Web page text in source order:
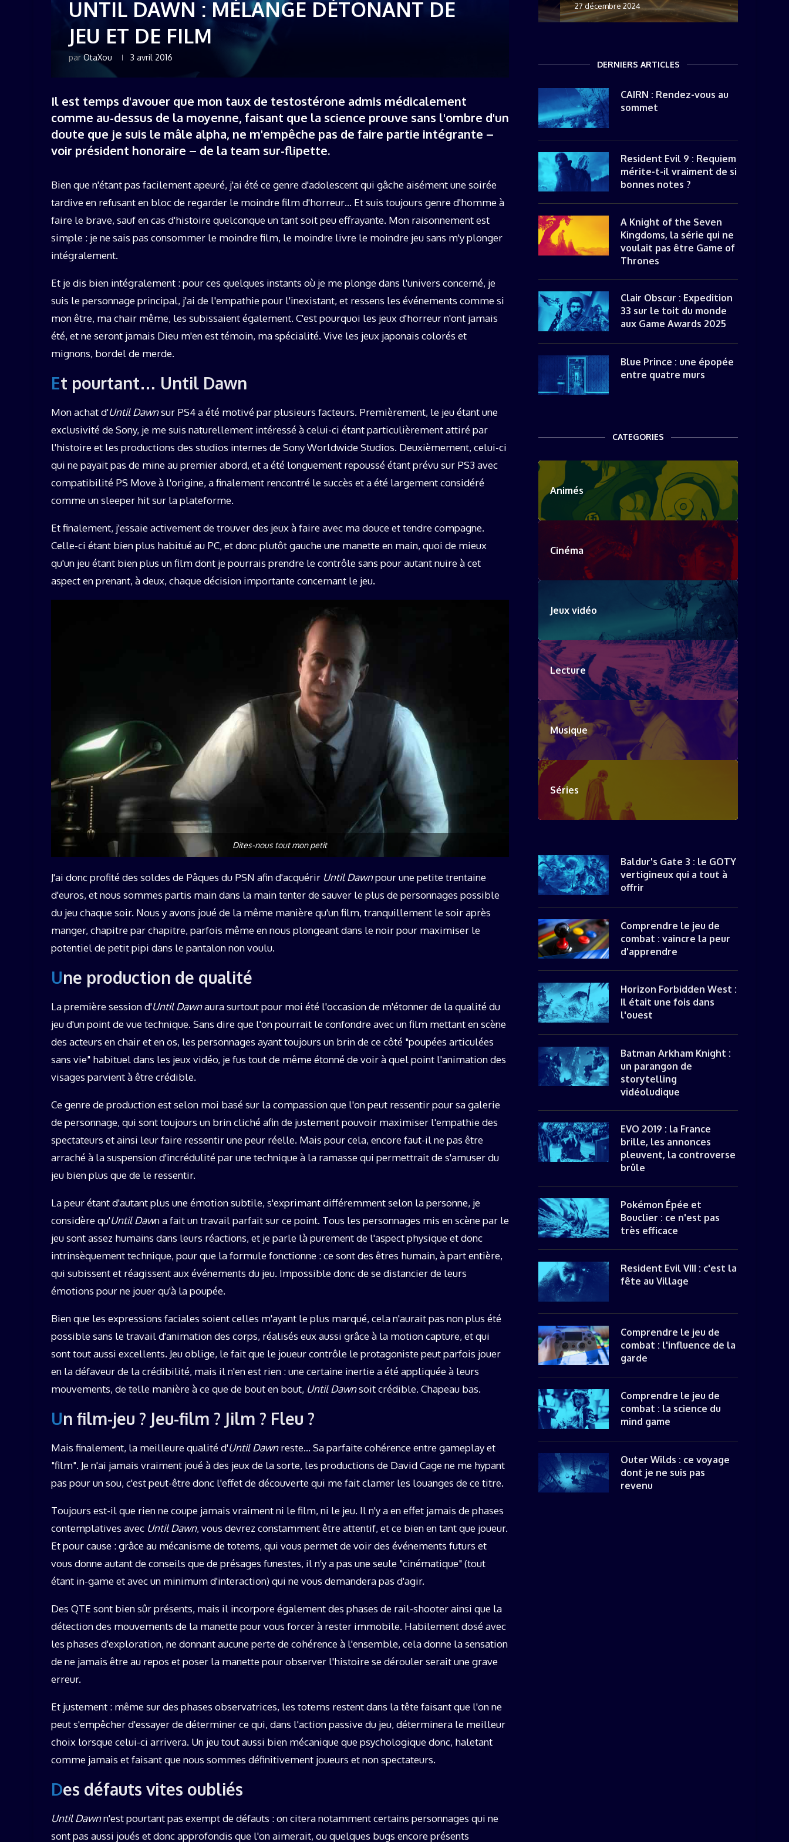
UNTIL DAWN : MÉLANGE DÉTONANT DE
JEU ET DE FILM
par OtaXou 3 avril 2016
Il est temps d'avouer que mon taux de testostérone admis médicalement
comme au-dessus de la moyenne, faisant que la science prouve sans l'ombre d'un
doute que je suis le mâle alpha, ne m'empêche pas de faire partie intégrante –
voir président honoraire – de la team sur-flipette.
Bien que n'étant pas facilement apeuré, j'ai été ce genre d'adolescent qui gâche aisément une soirée
tardive en refusant en bloc de regarder le moindre film d'horreur… Et suis toujours genre d'homme à
faire le brave, sauf en cas d'histoire quelconque un tant soit peu effrayante. Mon raisonnement est
simple : je ne sais pas consommer le moindre film, le moindre livre le moindre jeu sans m'y plonger
intégralement.
Et je dis bien intégralement : pour ces quelques instants où je me plonge dans l'univers concerné, je
suis le personnage principal, j'ai de l'empathie pour l'inexistant, et ressens les événements comme si
mon être, ma chair même, les subissaient également. C'est pourquoi les jeux d'horreur n'ont jamais
été, et ne seront jamais Dieu m'en est témoin, ma spécialité. Vive les jeux japonais colorés et
mignons, bordel de merde.
Et pourtant… Until Dawn
Mon achat d'Until Dawnsur PS4 a été motivé par plusieurs facteurs. Premièrement, le jeu étant une
exclusivité de Sony, je me suis naturellement intéressé à celui-ci étant particulièrement attiré par
l'histoire et les productions des studios internes de Sony Worldwide Studios. Deuxièmement, celui-ci
qui ne payait pas de mine au premier abord, et a été longuement repoussé étant prévu sur PS3 avec
compatibilité PS Move à l'origine, a finalement rencontré le succès et a été largement considéré
comme un sleeper hit sur la plateforme.
Et finalement, j'essaie activement de trouver des jeux à faire avec ma douce et tendre compagne.
Celle-ci étant bien plus habitué au PC, et donc plutôt gauche une manette en main, quoi de mieux
qu'un jeu étant bien plus un film dont je pourrais prendre le contrôle sans pour autant nuire à cet
aspect en prenant, à deux, chaque décision importante concernant le jeu.
Dites-nous tout mon petit
J'ai donc profité des soldes de Pâques du PSN afin d'acquérir Until Dawnpour une petite trentaine
d'euros, et nous sommes partis main dans la main tenter de sauver le plus de personnages possible
du jeu chaque soir. Nous y avons joué de la même manière qu'un film, tranquillement le soir après
manger, chapitre par chapitre, parfois même en nous plongeant dans le noir pour maximiser le
potentiel de petit pipi dans le pantalon non voulu.
Une production de qualité
La première session d'Until Dawnaura surtout pour moi été l'occasion de m'étonner de la qualité du
jeu d'un point de vue technique. Sans dire que l'on pourrait le confondre avec un film mettant en scène
des acteurs en chair et en os, les personnages ayant toujours un brin de ce côté "poupées articulées
sans vie" habituel dans les jeux vidéo, je fus tout de même étonné de voir à quel point l'animation des
visages parvient à être crédible.
Ce genre de production est selon moi basé sur la compassion que l'on peut ressentir pour sa galerie
de personnage, qui sont toujours un brin cliché afin de justement pouvoir maximiser l'empathie des
spectateurs et ainsi leur faire ressentir une peur réelle. Mais pour cela, encore faut-il ne pas être
arraché à la suspension d'incrédulité par une technique à la ramasse qui permettrait de s'amuser du
jeu bien plus que de le ressentir.
La peur étant d'autant plus une émotion subtile, s'exprimant différemment selon la personne, je
considère qu'Until Dawn a fait un travail parfait sur ce point. Tous les personnages mis en scène par le
jeu sont assez humains dans leurs réactions, et je parle là purement de l'aspect physique et donc
intrinsèquement technique, pour que la formule fonctionne : ce sont des êtres humain, à part entière,
qui subissent et réagissent aux événements du jeu. Impossible donc de se distancier de leurs
émotions pour ne jouer qu'à la poupée.
Bien que les expressions faciales soient celles m'ayant le plus marqué, cela n'aurait pas non plus été
possible sans le travail d'animation des corps, réalisés eux aussi grâce à la motion capture, et qui
sont tout aussi excellents. Jeu oblige, le fait que le joueur contrôle le protagoniste peut parfois jouer
en la défaveur de la crédibilité, mais il n'en est rien : une certaine inertie a été appliquée à leurs
mouvements, de telle manière à ce que de bout en bout, Until Dawnsoit crédible. Chapeau bas.
Un film-jeu ? Jeu-film ? Jilm ? Fleu ?
Mais finalement, la meilleure qualité d'Until Dawnreste… Sa parfaite cohérence entre gameplay et
"film". Je n'ai jamais vraiment joué à des jeux de la sorte, les productions de David Cage ne me hypant
pas pour un sou, c'est peut-être donc l'effet de découverte qui me fait clamer les louanges de ce titre.
Toujours est-il que rien ne coupe jamais vraiment ni le film, ni le jeu. Il n'y a en effet jamais de phases
contemplatives avec Until Dawn, vous devrez constamment être attentif, et ce bien en tant que joueur.
Et pour cause : grâce au mécanisme de totems, qui vous permet de voir des événements futurs et
vous donne autant de conseils que de présages funestes, il n'y a pas une seule "cinématique" (tout
étant in-game et avec un minimum d'interaction) qui ne vous demandera pas d'agir.
Des QTE sont bien sûr présents, mais il incorpore également des phases de rail-shooter ainsi que la
détection des mouvements de la manette pour vous forcer à rester immobile. Habilement dosé avec
les phases d'exploration, ne donnant aucune perte de cohérence à l'ensemble, cela donne la sensation
de ne jamais être au repos et poser la manette pour observer l'histoire se dérouler serait une grave
erreur.
Et justement : même sur des phases observatrices, les totems restent dans la tête faisant que l'on ne
peut s'empêcher d'essayer de déterminer ce qui, dans l'action passive du jeu, déterminera le meilleur
choix lorsque celui-ci arrivera. Un jeu tout aussi bien mécanique que psychologique donc, haletant
comme jamais et faisant que nous sommes définitivement joueurs et non spectateurs.
Des défauts vites oubliés
Until Dawnn'est pourtant pas exempt de défauts : on citera notamment certains personnages qui ne
sont pas aussi joués et donc approfondis que l'on aimerait, ou quelques bugs encore présents
19 décembre 2025 27 décembre 2024
DERNIERS ARTICLES
CAIRN : Rendez-vous au
sommet
Resident Evil 9 : Requiem
mérite-t-il vraiment de si
bonnes notes ?
A Knight of the Seven
Kingdoms, la série qui ne
voulait pas être Game of
Thrones
Clair Obscur : Expedition
33 sur le toit du monde
aux Game Awards 2025
Blue Prince : une épopée
entre quatre murs
CATEGORIES
Animés
Cinéma
Jeux vidéo
Lecture
Musique
Séries
Baldur's Gate 3 : le GOTY
vertigineux qui a tout à
offrir
Comprendre le jeu de
combat : vaincre la peur
d'apprendre
Horizon Forbidden West :
Il était une fois dans
l'ouest
Batman Arkham Knight :
un parangon de
storytelling
vidéoludique
EVO 2019 : la France
brille, les annonces
pleuvent, la controverse
brûle
Pokémon Épée et
Bouclier : ce n'est pas
très efficace
Resident Evil VIII : c'est la
fête au Village
Comprendre le jeu de
combat : l'influence de la
garde
Comprendre le jeu de
combat : la science du
mind game
Outer Wilds : ce voyage
dont je ne suis pas
revenu